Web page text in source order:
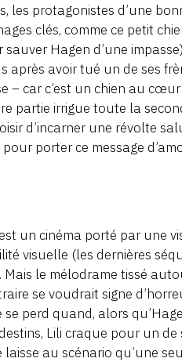
les protagonistes d’une
clés, comme ce petit
Hagen d’une
après avoir tué un de ses
– car c’est un chien au
partie irrigue toute la
d’incarner une révolte
porter ce message
est un cinéma porté par une
visuelle (les dernières
le mélodrame tissé
se voudrait signe
perd quand, alors
Lili craque pour un
au scénario qu’une